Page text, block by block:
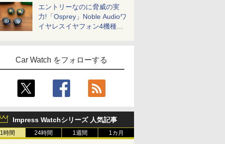
エントリーなのに脅威の実
力!「Osprey」Noble Audioワ
イヤレスイヤフォン4機種を
Car Watch をフォローする
Impress Watchシリーズ 人気記事
1時間 24時間 1週間 1カ月